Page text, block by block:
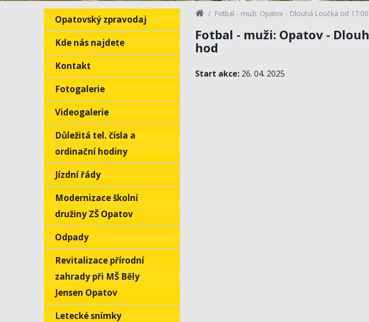
Opatovský zpravodaj
Kde nás najdete
Kontakt
Fotogalerie
Videogalerie
Důležitá tel. čísla a
ordinační hodiny
Jízdní řády
Modernizace školní
družiny ZŠ Opatov
Odpady
Revitalizace přírodní
zahrady při MŠ Běly
Jensen Opatov
Letecké snímky
Fotbal - muži: Opatov - Dlouhá Loučka od
Fotbal - muži: Opatov -
hod
Start akce: 26. 04. 2025